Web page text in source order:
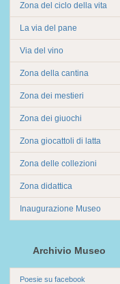
Zona del ciclo della vita
La via del pane
Via del vino
Zona della cantina
Zona dei mestieri
Zona dei giuochi
Zona giocattoli di latta
Zona delle collezioni
Zona didattica
Inaugurazione Museo
Archivio Museo
Poesie su facebook